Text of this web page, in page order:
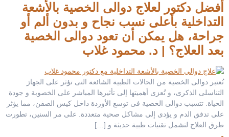
أفضل دكتور لعلاج دوالى الخصية بالأشعة
التداخلية بأعلى نسب نجاح و بدون ألم أو
جراحة، هل يمكن أن تعود دوالى الخصية
بعد العلاج؟ | د. محمود غلاب
تُعتبر دوالى الخصية من الحالات الطبية الشائعة التى تؤثر على الجهاز
التناسلى الذكرى، و تُعزى أهميتها إلى تأثيرها المباشر على الخصوبة و جودة
الحياة. تتسبب دوالى الخصية فى توسع الأوردة داخل كيس الصفن، مما يؤثر
على تدفق الدم و يؤدى إلى مشاكل صحية متعددة. على مر السنين، تطورت
طرق العلاج لتشمل تقنيات طبية حديثة و […]